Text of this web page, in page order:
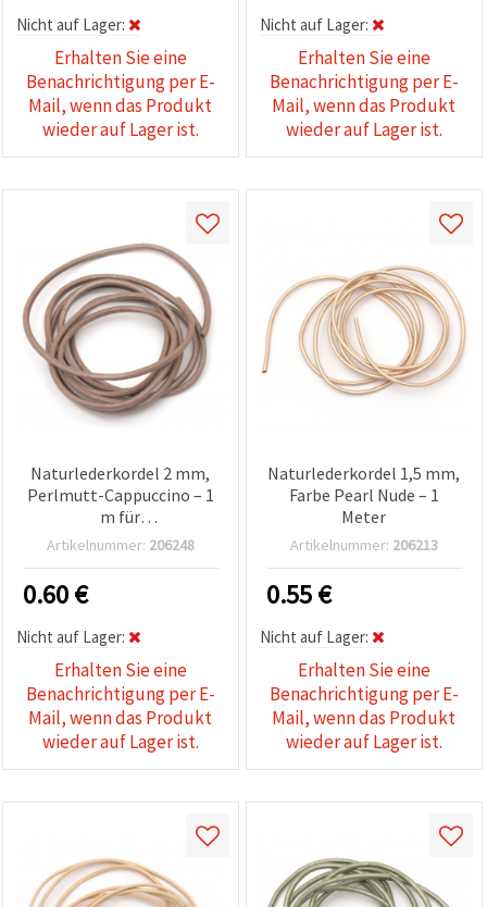
Nicht auf Lager:
Erhalten Sie eine
Benachrichtigung per E-
Mail, wenn das Produkt
wieder auf Lager ist.
Nicht auf Lager:
Erhalten Sie eine
Benachrichtigung per E-
Mail, wenn das Produkt
wieder auf Lager ist.
Naturlederkordel 2 mm,
Perlmutt-Cappuccino – 1
m für
Schmuckherstellung &
Artikelnummer: 206248
0.60€
Nicht auf Lager:
Erhalten Sie eine
Benachrichtigung per E-
Mail, wenn das Produkt
wieder auf Lager ist.
Naturlederkordel 1,5 mm,
Farbe Pearl Nude – 1
Meter
Artikelnummer: 206213
0.55€
Nicht auf Lager:
Erhalten Sie eine
Benachrichtigung per E-
Mail, wenn das Produkt
wieder auf Lager ist.